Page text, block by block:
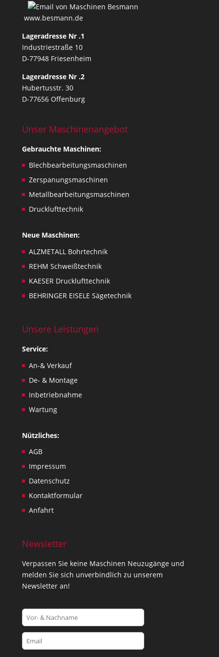
e
a
e
d
f
r
t
e
h
i
l
i
s
e
s
,
n
l
www.besmann.de
Lageradresse Nr .1
Industriestraße 10
D-77948 Friesenheim
Lageradresse Nr .2
Hubertusstr. 30
D-77656 Offenburg
Unser Maschinenangebot
Gebrauchte Maschinen:
Blechbearbeitungsmaschinen
Zerspanungsmaschinen
Metallbearbeitungsmaschinen
Drucklufttechnik
Neue Maschinen:
ALZMETALL Bohrtechnik
REHM Schweißtechnik
KAESER Drucklufttechnik
BEHRINGER EISELE Sägetechnik
Unsere Leistungen
Service:
An-& Verkauf
De- & Montage
Inbetriebnahme
Wartung
Nützliches:
AGB
Impressum
Datenschutz
Kontaktformular
Anfahrt
Newsletter
Verpassen Sie keine Maschinen Neuzugänge und
melden Sie sich unverbindlich zu unserem
Newsletter an!